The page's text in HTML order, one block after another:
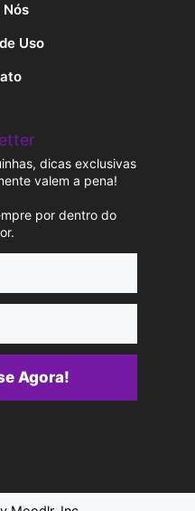
Nós
Uso
dicas exclusivas
valem a pena!
por dentro do
Agora!